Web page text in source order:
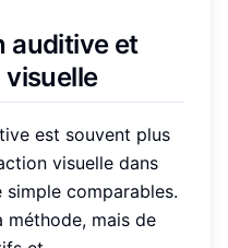
auditive et
est souvent plus
visuelle dans
comparables.
méthode, mais de